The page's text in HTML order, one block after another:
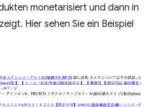
monetarisiert und dann in
Hier sehen Sie ein Beispiel